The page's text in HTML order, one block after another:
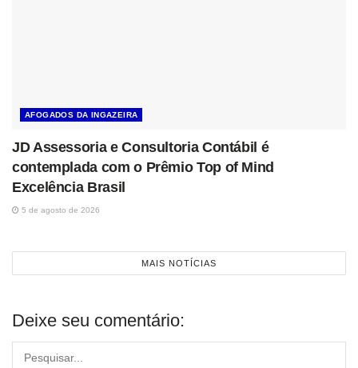
AFOGADOS DA INGAZEIRA
JD Assessoria e Consultoria Contábil é
contemplada com o Prêmio Top of Mind
Excelência Brasil
5 de agosto de 2026
MAIS NOTÍCIAS
Deixe seu comentário: